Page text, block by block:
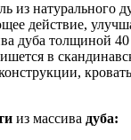
из натурального
действие,
дуба толщиной
в
из массива дуба: